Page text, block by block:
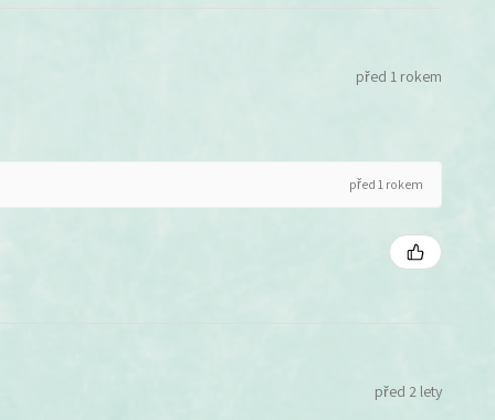
před 1 rokem
před 1 rokem
před 2 lety